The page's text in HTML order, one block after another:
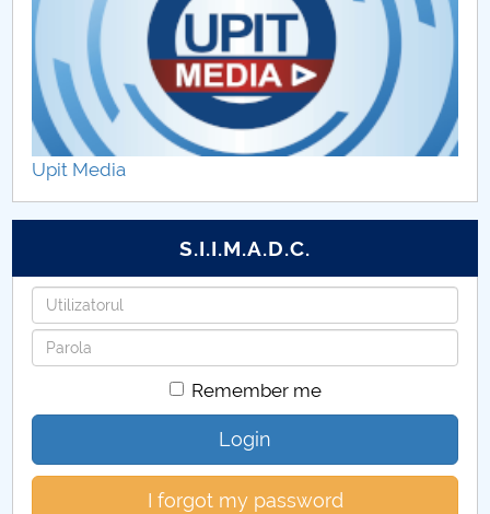
Sport şi Performanţă Motrică
Performanţă în Sport
Upit Media
S.I.I.M.A.D.C.
Username
Password
Remember me
Login
I forgot my password